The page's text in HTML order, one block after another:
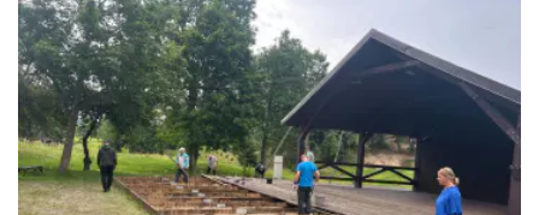
Atkeliauti verta, nes:
Programa – kaip pilnas avilys: kupina judesio, garso ir
smagių naujovių!
Vaikų kieme – pirmą kartą vyks vaikų ristynių